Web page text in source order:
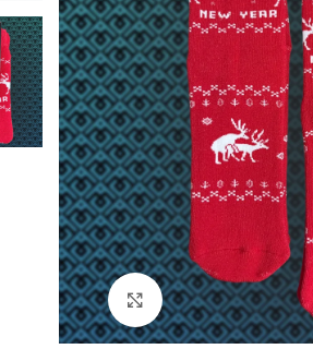
Натисніть, щоб